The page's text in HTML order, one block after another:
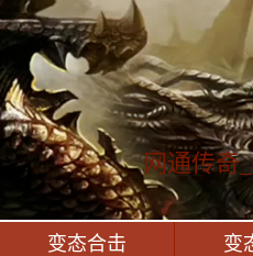
网通传奇
变态合击 变